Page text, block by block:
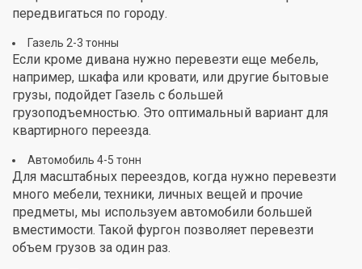
передвигаться по городу.
Газель 2-3 тонны
Если кроме дивана нужно перевезти еще мебель,
например, шкафа или кровати, или другие бытовые
грузы, подойдет Газель с большей
грузоподъемностью. Это оптимальный вариант для
квартирного переезда.
Автомобиль 4-5 тонн
Для масштабных переездов, когда нужно перевезти
много мебели, техники, личных вещей и прочие
предметы, мы используем автомобили большей
вместимости. Такой фургон позволяет перевезти
объем грузов за один раз.